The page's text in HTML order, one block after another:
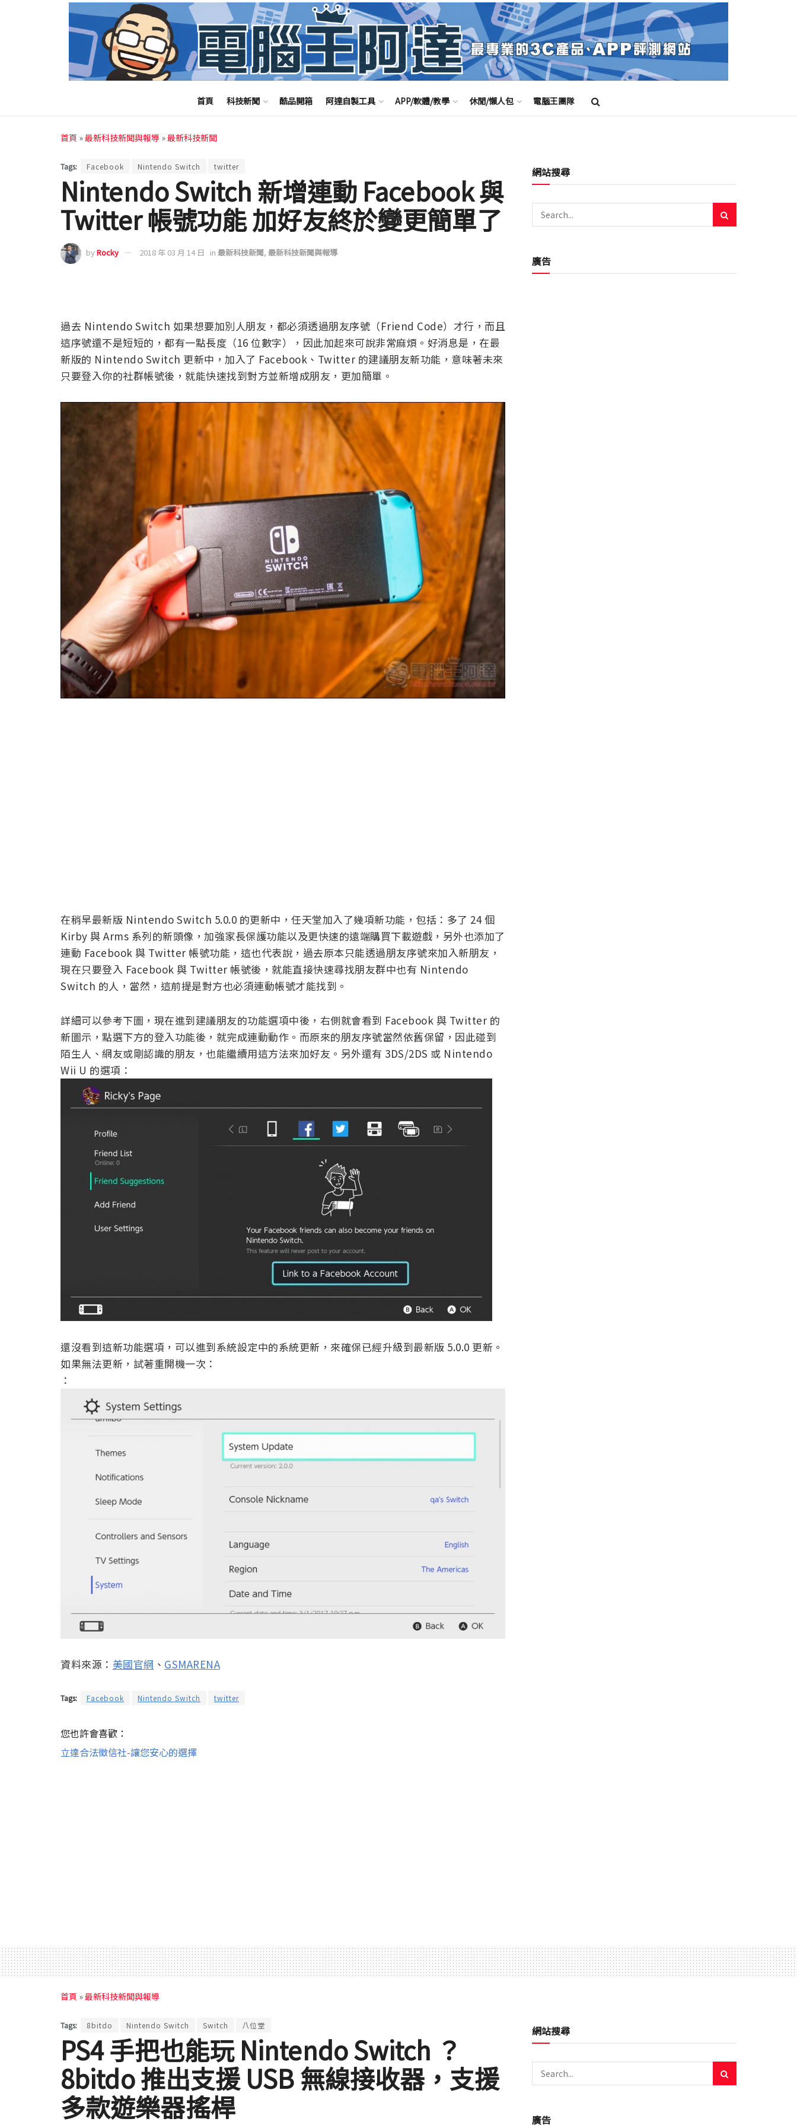
首頁 科技新聞 酷品開箱 阿達自製工具 APP/軟體/教學 休閒/懶人包 電腦王團隊
首頁 »最新科技新聞與報導 »最新科技新聞
Tags: Facebook Nintendo Switch twitter
Nintendo Switch 新增連動 Facebook 與
Twitter 帳號功能 加好友終於變更簡單了
byRocky 2018 年 03 月 14 日 in 最新科技新聞, 最新科技新聞與報導
過去 Nintendo Switch 如果想要加別人朋友，都必須透過朋友序號（Friend Code）才行，而且
這序號還不是短短的，都有一點長度（16 位數字），因此加起來可說非常麻煩。好消息是，在最
新版的 Nintendo Switch 更新中，加入了 Facebook、Twitter 的建議朋友新功能，意味著未來
只要登入你的社群帳號後，就能快速找到對方並新增成朋友，更加簡單。
在稍早最新版 Nintendo Switch 5.0.0 的更新中，任天堂加入了幾項新功能，包括：多了 24 個
Kirby 與 Arms 系列的新頭像，加強家長保護功能以及更快速的遠端購買下載遊戲，另外也添加了
連動 Facebook 與 Twitter 帳號功能，這也代表說，過去原本只能透過朋友序號來加入新朋友，
現在只要登入 Facebook 與 Twitter 帳號後，就能直接快速尋找朋友群中也有 Nintendo
Switch 的人，當然，這前提是對方也必須連動帳號才能找到。
詳細可以參考下圖，現在進到建議朋友的功能選項中後，右側就會看到 Facebook 與 Twitter 的
新圖示，點選下方的登入功能後，就完成連動動作。而原來的朋友序號當然依舊保留，因此碰到
陌生人、網友或剛認識的朋友，也能繼續用這方法來加好友。另外還有 3DS/2DS 或 Nintendo
Wii U 的選項：
還沒看到這新功能選項，可以進到系統設定中的系統更新，來確保已經升級到最新版 5.0.0 更新。
如果無法更新，試著重開機一次：
：
資料來源： 美國官網 、 GSMARENA
Tags: Facebook Nintendo Switch twitter
您也許會喜歡：
立達合法徵信社-讓您安心的選擇
網站搜尋
廣告
首頁 »最新科技新聞與報導
Tags: 8bitdo Nintendo Switch Switch 八位堂
PS4 手把也能玩 Nintendo Switch ？
8bitdo 推出支援 USB 無線接收器，支援
多款遊樂器搖桿
網站搜尋
廣告